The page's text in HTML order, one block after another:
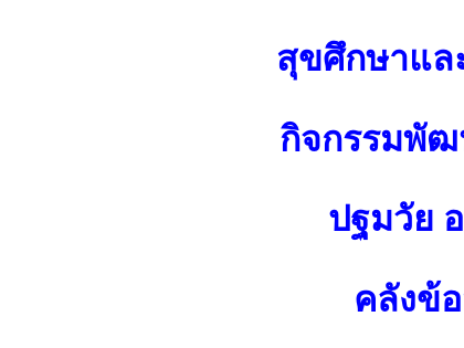
สุขศึกษาแล
กิจกรรมพัฒ
ปฐมวัย
คลังข้